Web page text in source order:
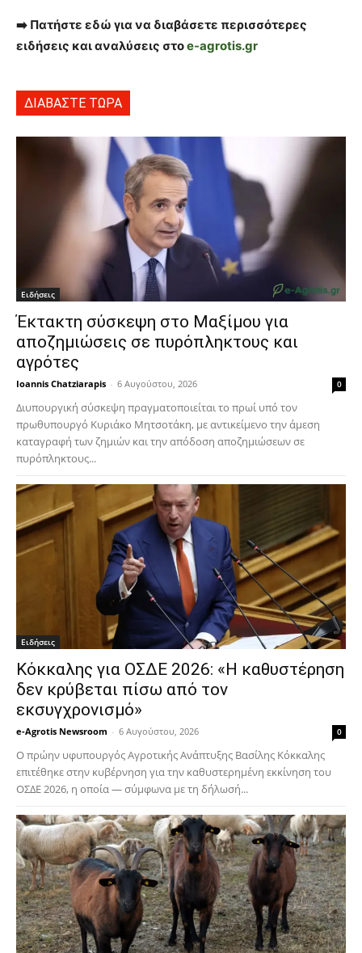
➡️ Πατήστε εδώ για να διαβάσετε περισσότερες
ειδήσεις και αναλύσεις στοe-agrotis.gr
ΔΙΑΒΑΣΤΕ ΤΩΡΑ
Ειδήσεις
Έκτακτη σύσκεψη στο Μαξίμου για
αποζημιώσεις σε πυρόπληκτους και
αγρότες
Ioannis Chatziarapis - 6 Αυγούστου, 2026 0
Διυπουργική σύσκεψη πραγματοποιείται το πρωί υπό τον
πρωθυπουργό Κυριάκο Μητσοτάκη, με αντικείμενο την άμεση
καταγραφή των ζημιών και την απόδοση αποζημιώσεων σε
πυρόπληκτους...
Ειδήσεις
Κόκκαλης για ΟΣΔΕ 2026: «Η καθυστέρηση
δεν κρύβεται πίσω από τον
εκσυγχρονισμό»
e-Agrotis Newsroom - 6 Αυγούστου, 2026 0
Ο πρώην υφυπουργός Αγροτικής Ανάπτυξης Βασίλης Κόκκαλης
επιτέθηκε στην κυβέρνηση για την καθυστερημένη εκκίνηση του
ΟΣΔΕ 2026, η οποία — σύμφωνα με τη δήλωσή...